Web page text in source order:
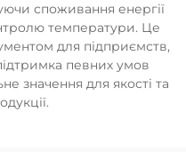
споживання енергії
температури. Це
для підприємств,
певних умов
значення для якості та